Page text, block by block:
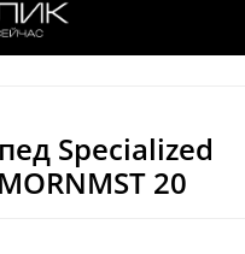
Specialized
20